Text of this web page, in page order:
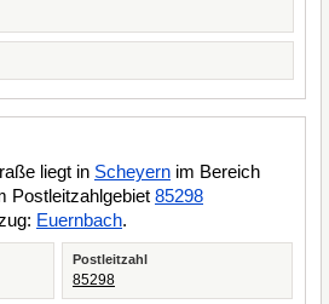
liegt in Scheyern im Bereich
Postleitzahlgebiet 85298
Euernbach.
Postleitzahl
85298